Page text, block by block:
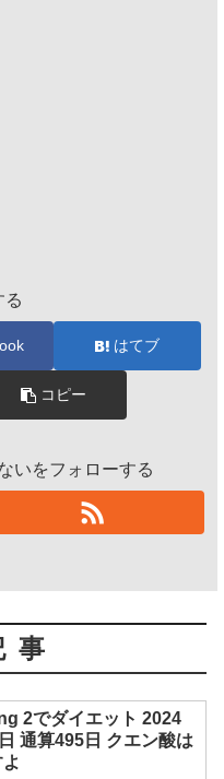
る
はてブ
コピー
いをフォローする
事
2でダイエット 2024
通算495日 クエン酸は